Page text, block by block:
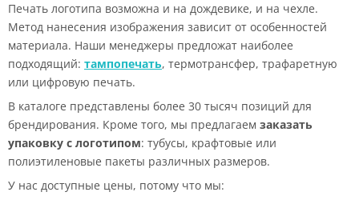
Печать логотипа возможна и на дождевике, и на чехле.
Метод нанесения изображения зависит от особенностей
материала. Наши менеджеры предложат наиболее
подходящий: тампопечать, термотрансфер, трафаретную
или цифровую печать.
В каталоге представлены более 30 тысяч позиций для
брендирования. Кроме того, мы предлагаем заказать
упаковку с логотипом: тубусы, крафтовые или
полиэтиленовые пакеты различных размеров.
У нас доступные цены, потому что мы: